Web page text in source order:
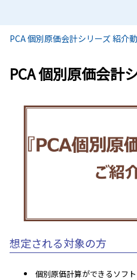
PCA 個別原価会計シリーズ 紹介
PCA 個別原価会計
想定される対象の方
個別原価計算ができるソフ